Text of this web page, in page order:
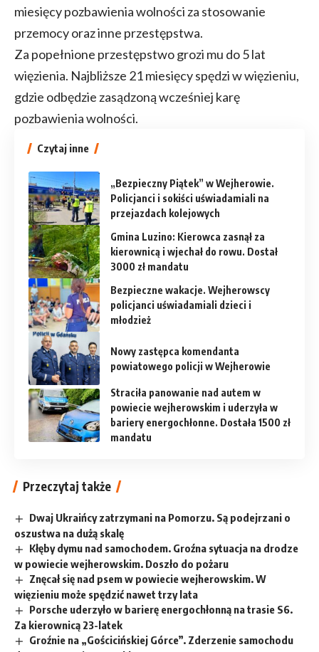
miesięcy pozbawienia wolności za stosowanie
przemocy oraz inne przestępstwa.
Za popełnione przestępstwo grozi mu do 5 lat
więzienia. Najbliższe 21 miesięcy spędzi w więzieniu,
gdzie odbędzie zasądzoną wcześniej karę
pozbawienia wolności.
Czytaj inne
„Bezpieczny Piątek” w Wejherowie.
Policjanci i sokiści uświadamiali na
przejazdach kolejowych
Gmina Luzino: Kierowca zasnął za
kierownicą i wjechał do rowu. Dostał
3000 zł mandatu
Bezpieczne wakacje. Wejherowscy
policjanci uświadamiali dzieci i
młodzież
Nowy zastępca komendanta
powiatowego policji w Wejherowie
Straciła panowanie nad autem w
powiecie wejherowskim i uderzyła w
bariery energochłonne. Dostała 1500 zł
mandatu
Przeczytaj także
Dwaj Ukraińcy zatrzymani na Pomorzu. Są podejrzani o
oszustwa na dużą skalę
Kłęby dymu nad samochodem. Groźna sytuacja na drodze
w powiecie wejherowskim. Doszło do pożaru
Znęcał się nad psem w powiecie wejherowskim. W
więzieniu może spędzić nawet trzy lata
Porsche uderzyło w barierę energochłonną na trasie S6.
Za kierownicą 23-latek
Groźnie na „Gościcińskiej Górce”. Zderzenie samochodu